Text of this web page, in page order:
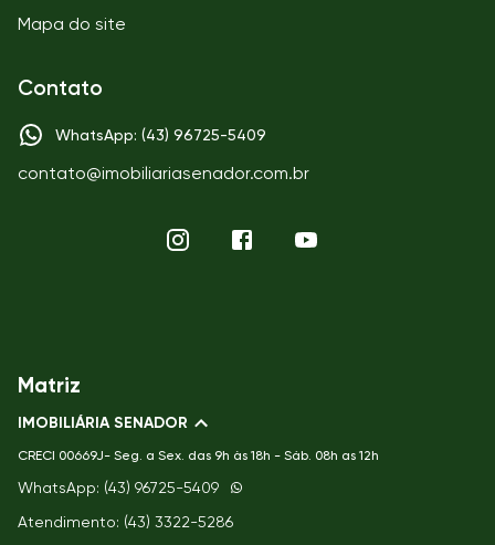
Mapa do site
Contato
WhatsApp: (43) 96725-5409
contato@imobiliariasenador.com.br
Matriz
IMOBILIÁRIA SENADOR
CRECI 00669J- Seg. a Sex. das 9h às 18h - Sáb. 08h as 12h
WhatsApp: (43) 96725-5409
Atendimento: (43) 3322-5286